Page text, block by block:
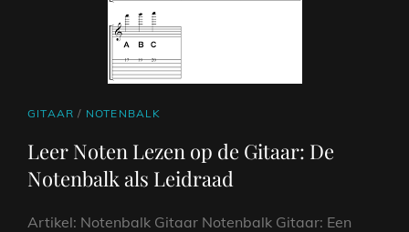
CAT
GITAAR / NOTENBALK
Leer Noten Lezen op de Gitaar: De
Notenbalk als Leidraad
Artikel: Notenbalk Gitaar Notenbalk Gitaar: Een